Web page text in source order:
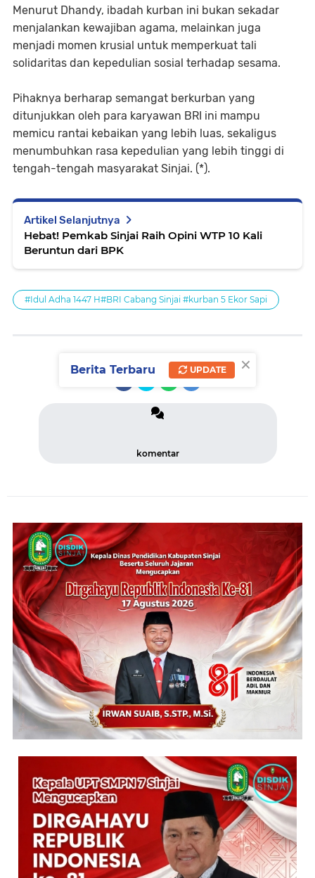
​Menurut Dhandy, ibadah kurban ini bukan sekadar
menjalankan kewajiban agama, melainkan juga
menjadi momen krusial untuk memperkuat tali
solidaritas dan kepedulian sosial terhadap sesama.
Pihaknya berharap semangat berkurban yang
ditunjukkan oleh para karyawan BRI ini mampu
memicu rantai kebaikan yang lebih luas, sekaligus
menumbuhkan rasa kepedulian yang lebih tinggi di
tengah-tengah masyarakat Sinjai. (*).
Artikel Selanjutnya
Hebat! Pemkab Sinjai Raih Opini WTP 10 Kali
Beruntun dari BPK
#Idul Adha 1447 H#BRI Cabang Sinjai #kurban 5 Ekor Sapi
SHARE
komentar
×
Berita Terbaru UPDATE